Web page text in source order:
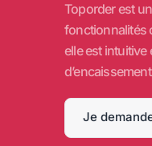
Toporder est
fonctionnalités
elle est
Je